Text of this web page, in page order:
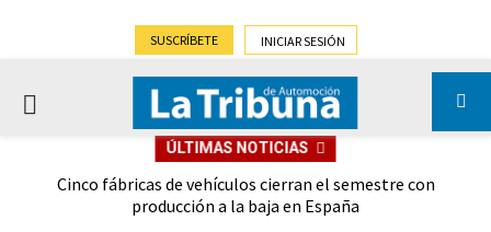
SUSCRÍBETE INICIAR SESIÓN
PRIMARY
ÚLTIMAS NOTICIAS
Cinco fábricas de vehículos cierran el semestre con
producción a la baja en España